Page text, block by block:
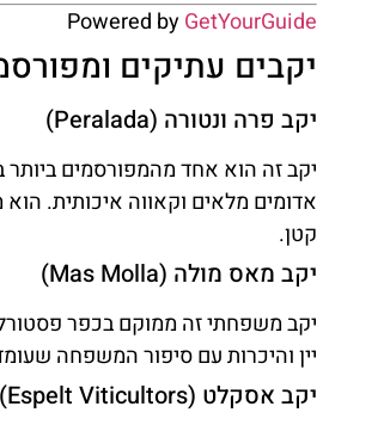
Powered byGetYourGuide
יקבים עתיקים
יקב פרה ונטורה (Peralada)
אדומים מלאים וקאווה איכותית. הוא
קטן.
יקב מאס מולה (Mas Molla)
יקב משפחתי זה ממוקם בכפר פסטורלי
יין והיכרות עם סיפור המשפחה
יקב אסקלט (Espelt Viticultors)
לחצו
פה!